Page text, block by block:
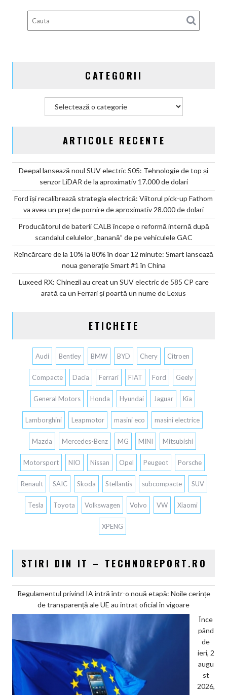
scandalul
celulelor
CATEGORII
ARTICOLE RECENTE
Deepal lansează noul SUV electric S05: Tehnologie de top și
senzor LiDAR de la aproximativ 17.000 de dolari
Ford își recalibrează strategia electrică: Viitorul pick-up Fathom
va avea un preț de pornire de aproximativ 28.000 de dolari
Producătorul de baterii CALB începe o reformă internă după
scandalul celulelor „banană” de pe vehiculele GAC
Reîncărcare de la 10% la 80% în doar 12 minute: Smart lansează
noua generație Smart #1 în China
Luxeed RX: Chinezii au creat un SUV electric de 585 CP care
arată ca un Ferrari și poartă un nume de Lexus
ETICHETE
Audi Bentley BMW BYD Chery Citroen
Compacte Dacia Ferrari FIAT Ford Geely
General Motors Honda Hyundai Jaguar Kia
Lamborghini Leapmotor masini eco masini electrice
Mazda Mercedes-Benz MG MINI Mitsubishi
Motorsport NIO Nissan Opel Peugeot Porsche
Renault SAIC Skoda Stellantis subcompacte SUV
Tesla Toyota Volkswagen Volvo VW Xiaomi
XPENG
STIRI DIN IT – TECHNOREPORT.RO
Regulamentul privind IA intră într-o nouă etapă: Noile cerințe
de transparență ale UE au intrat oficial în vigoare
Înce
pând
de
ieri, 2
augu
st
2026,